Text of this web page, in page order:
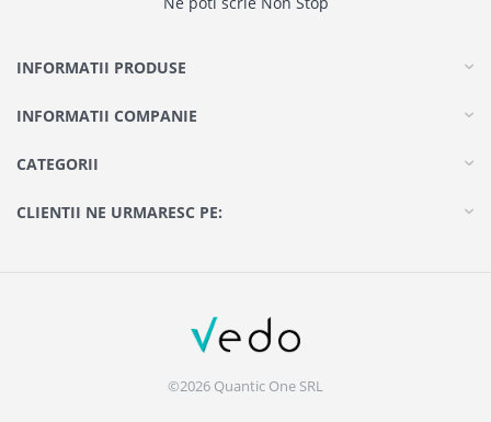
INFORMATII PRODUSE
INFORMATII COMPANIE
CATEGORII
CLIENTII NE URMARESC PE:
©2026 Quantic One SRL